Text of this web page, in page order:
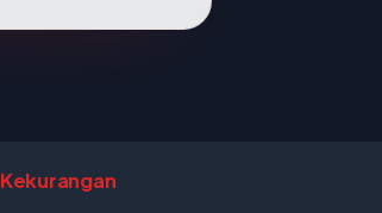
Kekurangan